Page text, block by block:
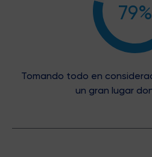
79%
Tomando todo en
un gran lugar